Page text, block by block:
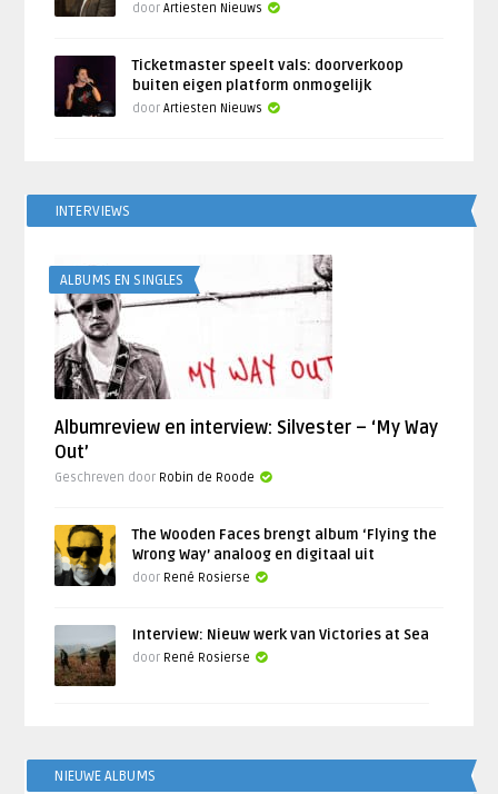
doorArtiesten Nieuws
Ticketmaster speelt vals: doorverkoop
buiten eigen platform onmogelijk
doorArtiesten Nieuws
INTERVIEWS
ALBUMS EN SINGLES
Albumreview en interview: Silvester – ‘My Way
Out’
Geschreven door Robin de Roode
The Wooden Faces brengt album ‘Flying the
Wrong Way’ analoog en digitaal uit
door René Rosierse
Interview: Nieuw werk van Victories at Sea
door René Rosierse
NIEUWE ALBUMS